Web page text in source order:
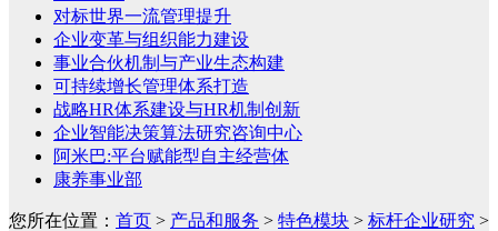
对标世界一流管理提升
企业变革与组织能力建设
事业合伙机制与产业生态构建
可持续增长管理体系打造
战略HR体系建设与HR机制创新
企业智能决策算法研究咨询中心
阿米巴:平台赋能型自主经营体
康养事业部
您所在位置： 首页 > 产品和服务 > 特色模块 > 标杆企业研究 >